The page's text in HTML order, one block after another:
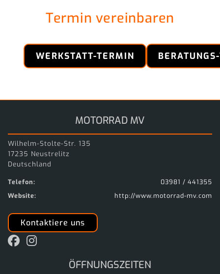
Termin vereinbaren
WERKSTATT-TERMIN
MOTORRAD MV
Wilhelm-Stolte-Str. 135
17235 Neustrelitz
Deutschland
Telefon:
03981 / 441355
Website:
http://www.motorrad-mv.com
Kontaktiere uns
ÖFFNUNGSZEITEN